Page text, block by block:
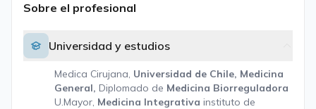
Sobre el profesional
Universidad y estudios
Medica Cirujana, Universidad de Chile, Medicina
General, Diplomado de Medicina Biorreguladora
U.Mayor, Medicina Integrativa instituto de